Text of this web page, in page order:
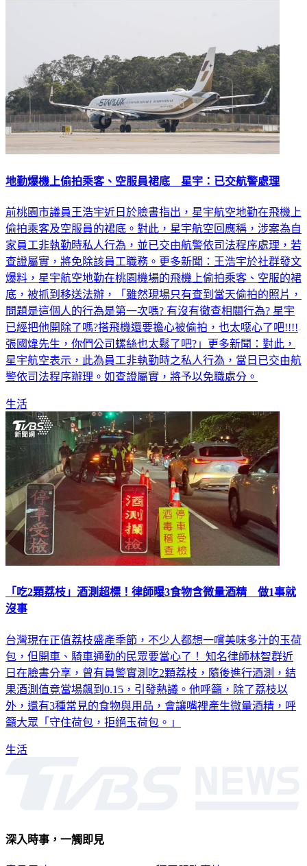
地勤爆機上偷拍乘客、空服員裙底 星宇：已交航警處理
前桃園市議員王浩宇近日於臉書指出，星宇航空地勤在飛機上
偷拍乘客及空服員的裙底。對此，星宇航空回應稱，涉案為自
家員工非執勤時私人行為，並已交由航警依司法程序處理，若
查證屬實，將免除該員工職務。更多新聞：王浩宇於社群發文
爆料，星宇航空地勤在桃園機場的飛機上偷拍乘客、空服的裙
底，被抓到移送法辦，「雖然現場只有查到當天偷拍的照片，
問題是這個人的行為是第一次嗎? 有沒有徹查相關行為? 星宇
已經把他開除了嗎?搭飛機還要擔心被偷拍，也太噁心了吧!!!!
張國煒先生，你們公司螺絲也太鬆了吧?」更多新聞：對此，
星宇航空表示，此為員工非執勤時之私人行為，當日已交由航
警依司法程序辦理。如查證屬實，將予以免職處分。
生活
「吃2顆荔枝」酒測超標！律師曝3食物含微量酒精 做1事就
沒事
台灣現在正值荔枝盛產季節，不少人都想一嚐美味多汁的玉荷
包，但開車、騎車通勤的民眾要當心了！ 知名律師林智群近
日在臉書分享，曾有員警實測吃2顆荔枝，隨後進行酒測，結
果酒測值竟當場飆到0.15，引發熱議。他呼籲，除了荔枝以
外，還有3種常見的食物與用品，會讓嘴裡產生微量酒精，呼
籲大眾「守住荷包，拒絕玉荷包。」
生活
深入時事，一觸即見